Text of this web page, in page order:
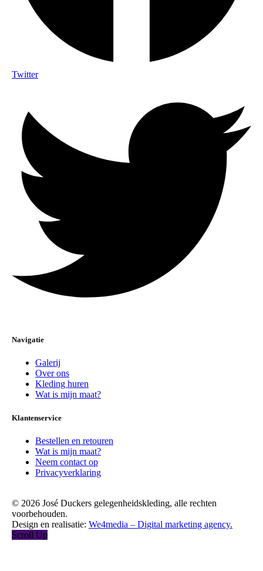
Twitter
Navigatie
Galerij
Over ons
Kleding huren
Wat is mijn maat?
Klantenservice
Bestellen en retouren
Wat is mijn maat?
Neem contact op
Privacyverklaring
© 2026 José Duckers gelegenheidskleding, alle rechten
voorbehouden.
Design en realisatie: We4media – Digital marketing agency.
Scroll Up